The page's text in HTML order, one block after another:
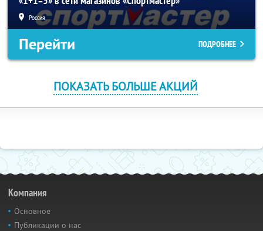
Россия
Перейти ПОДРОБНЕЕ
ПОКАЗАТЬ БОЛЬШЕ АКЦИЙ
Компания
Основное
Публикации о нас